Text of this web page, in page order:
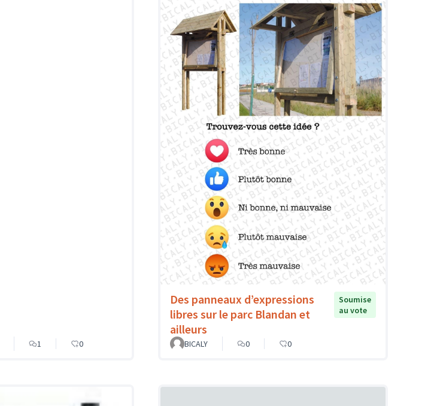
1 0
Des panneaux d’expressions
libres sur le parc Blandan et
ailleurs
Soumise
au vote
BICALY 0 0